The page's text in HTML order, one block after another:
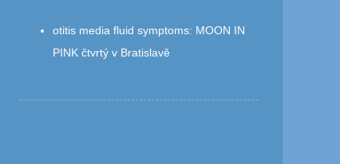
otitis media fluid symptoms: MOON IN
PINK čtvrtý v Bratislavě